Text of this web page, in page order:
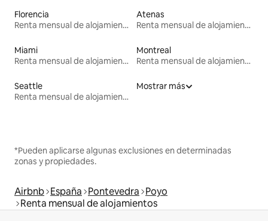
Florencia
Renta mensual de alojamientos
Atenas
Renta mensual de alojamientos
Miami
Renta mensual de alojamientos
Montreal
Renta mensual de alojamientos
Seattle
Renta mensual de alojamientos
Mostrar más
*Pueden aplicarse algunas exclusiones en determinadas
zonas y propiedades.
Airbnb España Pontevedra Poyo
Renta mensual de alojamientos